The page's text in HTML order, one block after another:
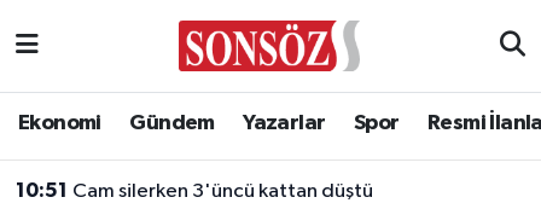
Ekonomi Gündem Yazarlar Spor Resmi
10:51 Cam silerken 3'üncü kattan düştü
Asayiş
Ankara Nöbetçi Eczaneler